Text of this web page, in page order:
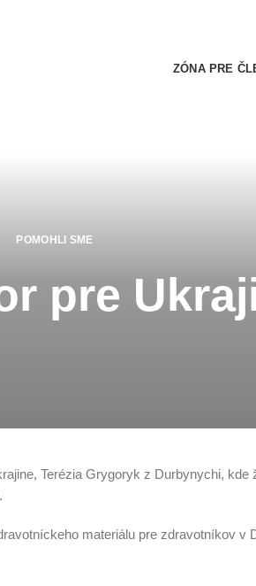
ZÓNA PRE
POMOHLI SME
pre
Terézia Grygoryk z Durbynychi,
materiálu pre zdravotníkov v